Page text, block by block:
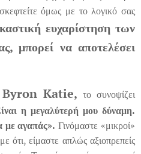
όμως με το λογικό σας
ευχαρίστηση των
μπορεί να αποτελέσει
ByronKatie,το συνοψίζει
η μεγαλύτερή μου δύναμη.
με αγαπάς». Γινόμαστε «μικροί»
ότι, είμαστε απλώς αξιοπρεπείς